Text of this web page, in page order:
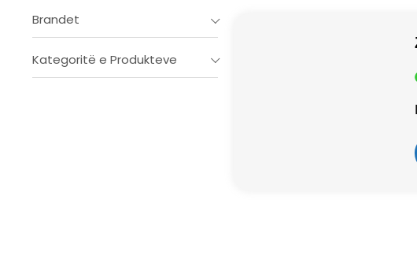
Brandet
Kategoritë e Produkteve